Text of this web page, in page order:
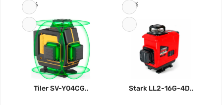
-22%
Tiler SV-Y04CG..
-35%
Stark LL2-16G-4D..